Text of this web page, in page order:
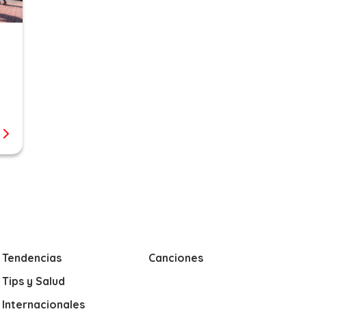
Tendencias
Tips y Salud
Internacionales
Canciones